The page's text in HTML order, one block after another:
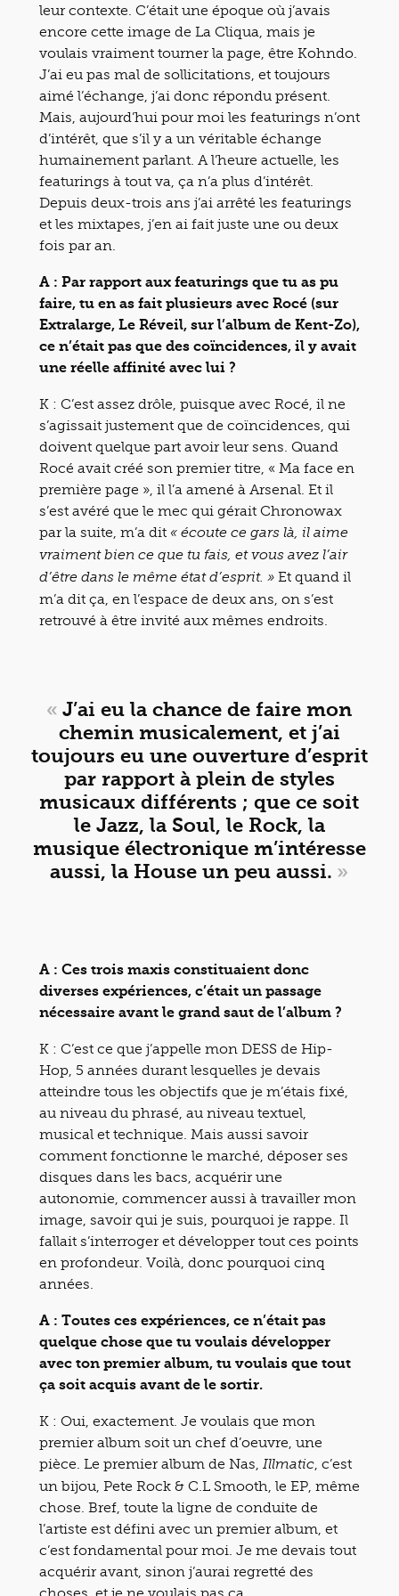
leur contexte. C’était une époque où j’avais
encore cette image de La Cliqua, mais je
voulais vraiment tourner la page, être Kohndo.
J’ai eu pas mal de sollicitations, et toujours
aimé l’échange, j’ai donc répondu présent.
Mais, aujourd’hui pour moi les featurings n’ont
d’intérêt, que s’il y a un véritable échange
humainement parlant. A l’heure actuelle, les
featurings à tout va, ça n’a plus d’intérêt.
Depuis deux-trois ans j’ai arrêté les featurings
et les mixtapes, j’en ai fait juste une ou deux
fois par an.
A : Par rapport aux featurings que tu as pu
faire, tu en as fait plusieurs avec Rocé (sur
Extralarge, Le Réveil, sur l’album de Kent-Zo),
ce n’était pas que des coïncidences, il y avait
une réelle affinité avec lui ?
K : C’est assez drôle, puisque avec Rocé, il ne
s’agissait justement que de coïncidences, qui
doivent quelque part avoir leur sens. Quand
Rocé avait créé son premier titre, « Ma face en
première page », il l’a amené à Arsenal. Et il
s’est avéré que le mec qui gérait Chronowax
par la suite, m’a dit « écoute ce gars là, il aime
vraiment bien ce que tu fais, et vous avez l’air
d’être dans le même état d’esprit. » Et quand il
m’a dit ça, en l’espace de deux ans, on s’est
retrouvé à être invité aux mêmes endroits.
« J’ai eu la chance de faire mon
chemin musicalement, et j’ai
toujours eu une ouverture d’esprit
par rapport à plein de styles
musicaux différents ; que ce soit
le Jazz, la Soul, le Rock, la
musique électronique m’intéresse
aussi, la House un peu aussi. »
A : Ces trois maxis constituaient donc
diverses expériences, c’était un passage
nécessaire avant le grand saut de l’album ?
K : C’est ce que j’appelle mon DESS de Hip-
Hop, 5 années durant lesquelles je devais
atteindre tous les objectifs que je m’étais fixé,
au niveau du phrasé, au niveau textuel,
musical et technique. Mais aussi savoir
comment fonctionne le marché, déposer ses
disques dans les bacs, acquérir une
autonomie, commencer aussi à travailler mon
image, savoir qui je suis, pourquoi je rappe. Il
fallait s’interroger et développer tout ces points
en profondeur. Voilà, donc pourquoi cinq
années.
A : Toutes ces expériences, ce n’était pas
quelque chose que tu voulais développer
avec ton premier album, tu voulais que tout
ça soit acquis avant de le sortir.
K : Oui, exactement. Je voulais que mon
premier album soit un chef d’oeuvre, une
pièce. Le premier album de Nas, Illmatic , c’est
un bijou, Pete Rock & C.L Smooth, le EP, même
chose. Bref, toute la ligne de conduite de
l’artiste est défini avec un premier album, et
c’est fondamental pour moi. Je me devais tout
acquérir avant, sinon j’aurai regretté des
choses, et je ne voulais pas ça.